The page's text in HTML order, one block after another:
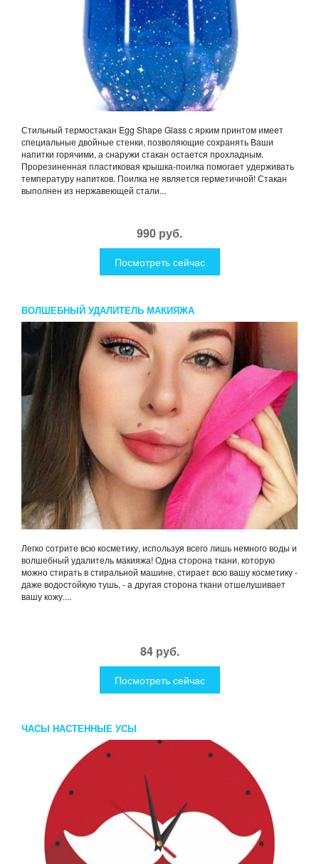
Стильный термостакан Egg Shape Glass c ярким принтом имеет
специальные двойные стенки, позволяющие сохранять Ваши
напитки горячими, а снаружи стакан остается прохладным.
Прорезиненная пластиковая крышка-поилка помогает удерживать
температуру напитков. Поилка не является герметичной! Стакан
выполнен из нержавеющей стали...
990 руб.
Посмотреть сейчас
ВОЛШЕБНЫЙ УДАЛИТЕЛЬ МАКИЯЖА
Легко сотрите всю косметику, используя всего лишь немного воды и
волшебный удалитель макияжа! Одна сторона ткани, которую
можно стирать в стиральной машине, стирает всю вашу косметику -
даже водостойкую тушь, - а другая сторона ткани отшелушивает
вашу кожу....
84 руб.
Посмотреть сейчас
ЧАСЫ НАСТЕННЫЕ УСЫ